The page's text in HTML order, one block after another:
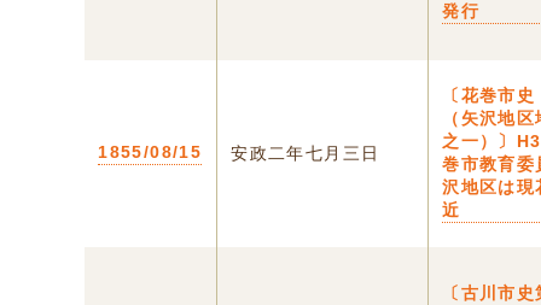
発行
1855/08/15 安政二年七月三日
〔花巻市
（矢沢地
之一）〕
巻市教育委
沢地区は現
近
〔古川市